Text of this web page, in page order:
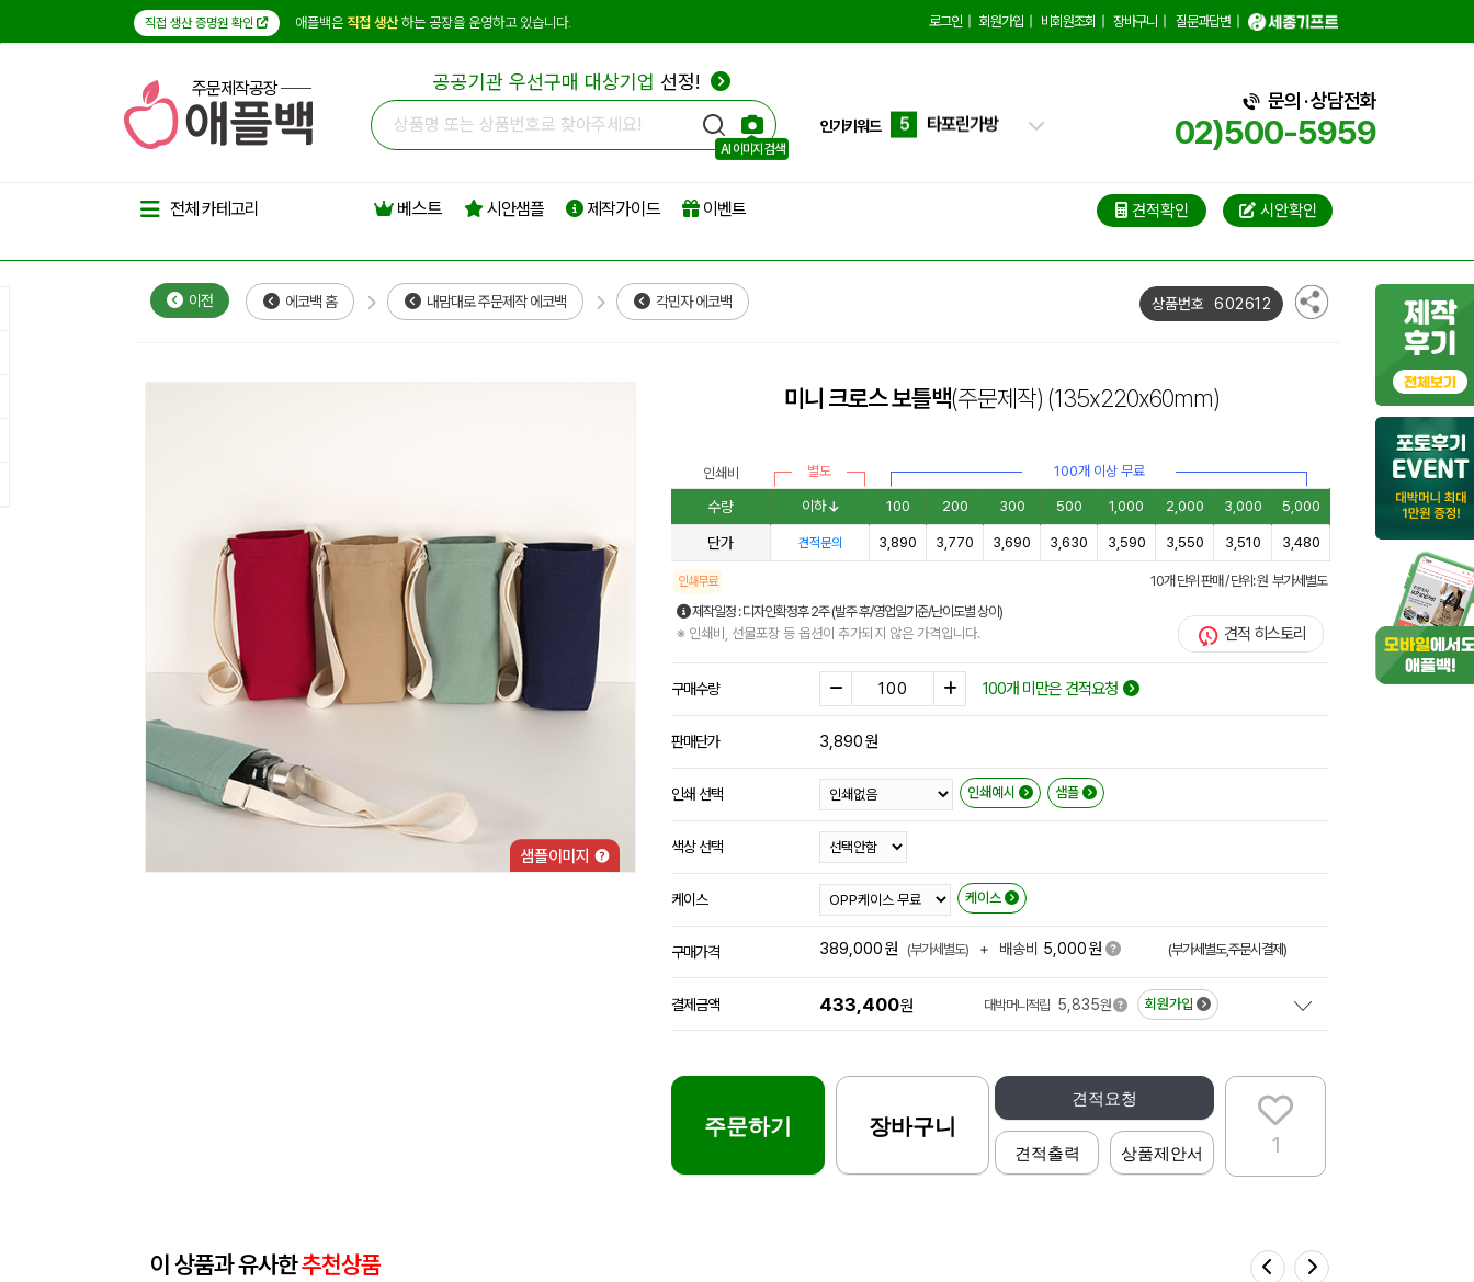
직접 생산 증명원 확인 애플백은 직접 생산하는 공장을 운영하고 있습니다. 로그인 회원가입 비회원조회 장바구니 질문과답변
주문제작공장 공공기관 우선구매 대상기업 선정!
AI 이미지 검색
인기키워드
4
부직포가방
6
리유저블백
문의 · 상담전화
02)500-5959
전체 카테고리 베스트 시안샘플 제작가이드 이벤트 견적확인 시안확인
이전 에코백 홈 내맘대로 주문제작 에코백 각민자 에코백 상품번호 602612
미니 크로스 보틀백(주문제작) (135x220x60mm)
인쇄비 별도 100개 이상 무료
수량 이하 100 200 300 500 1,000 2,000 3,000 5,000
단가 견적문의 3,890 3,770 3,690 3,630 3,590 3,550 3,510 3,480
인쇄무료
10개 단위 판매 / 단위: 원 부가세별도
제작일정 : 디자인확정후 2주 (발주 후/영업일기준/난이도별 상이)
※ 인쇄비, 선물포장 등 옵션이 추가되지 않은 가격입니다.
견적 히스토리
구매수량 100개 미만은 견적요청
판매단가 3,890원
인쇄 선택 인쇄예시 샘플
색상 선택
케이스 케이스
구매가격 389,000원 (부가세별도) + 배송비 5,000원 (부가세별도,주문시결제)
결제금액 433,400원 대박머니적립 5,835원 회원가입
1
견적요청
견적출력 상품제안서
주문하기 장바구니
이 상품과 유사한추천상품